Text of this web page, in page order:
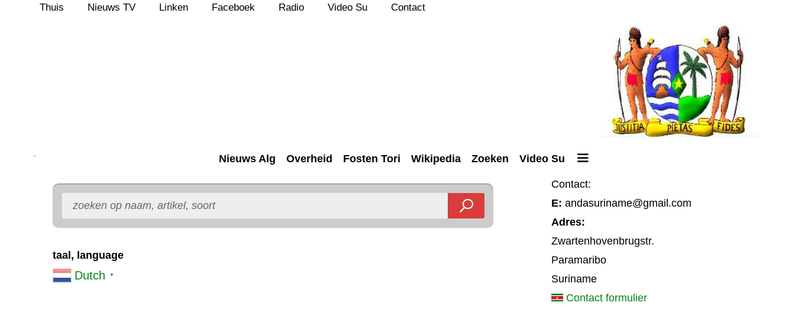
Thuis Nieuws TV Linken Faceboek Radio Video Su Contact
Nieuws Alg Overheid Fosten Tori Wikipedia Zoeken Video Su
taal, language
Dutch ▼
Contact:
E: andasuriname@gmail.com
Adres:
Zwartenhovenbrugstr.
Paramaribo
Suriname
Contact formulier